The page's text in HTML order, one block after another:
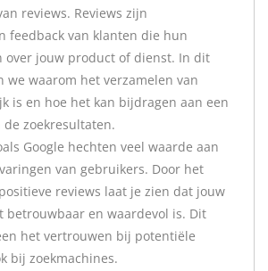
reviews. Reviews zijn
feedback van klanten die hun
over jouw product of dienst. In dit
we waarom het verzamelen van
is en hoe het kan bijdragen aan een
zoekresultaten.
Google hechten veel waarde aan
van gebruikers. Door het
reviews laat je zien dat jouw
betrouwbaar en waardevol is. Dit
het vertrouwen bij potentiële
bij zoekmachines.